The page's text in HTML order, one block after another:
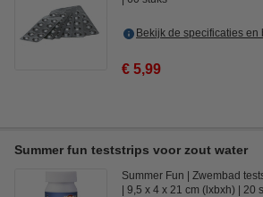
Bekijk de specificaties en
€ 5,99
Summer fun teststrips voor zout water
Summer Fun
Zwembad
9,5 x 4 x 21 cm (lxbxh)
20